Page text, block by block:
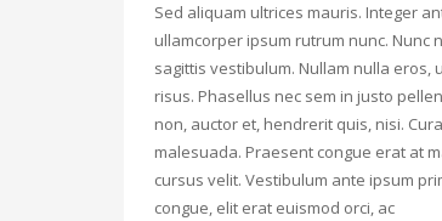
Sed aliquam ultrices mauris. Integer
ullamcorper ipsum rutrum nunc. Nunc
sagittis vestibulum. Nullam nulla eros,
risus. Phasellus nec sem in justo
non, auctor et, hendrerit quis, nisi.
malesuada. Praesent congue erat at
cursus velit. Vestibulum ante ipsum
congue, elit erat euismod orci, ac